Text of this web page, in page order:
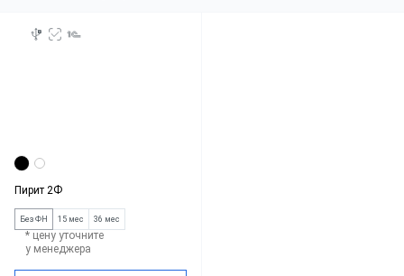
Пирит 2Ф
Без ФН 15 мес 36 мес
* цену уточните
у менеджера